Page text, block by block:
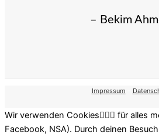
– Bekim
Impressum
Wir verwenden Cookies🤷🏽‍♂️ für alles
Facebook, NSA). Durch deinen